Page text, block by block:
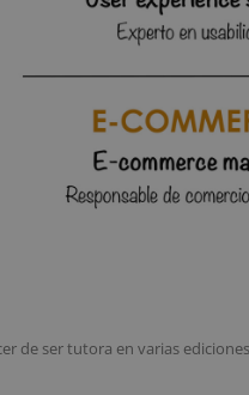
de ser tutora en varias